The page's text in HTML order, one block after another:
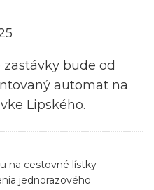
bude od
automat na
Lipského.
na cestovné lístky
jednorazového